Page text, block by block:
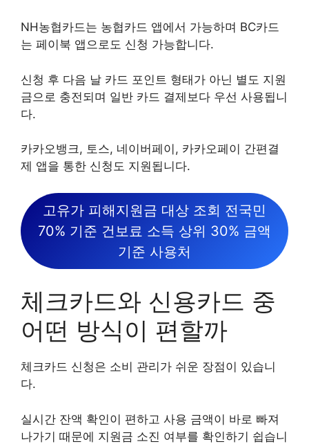
NH농협카드는 농협카드 앱에서 가능하며 BC카드
는 페이북 앱으로도 신청 가능합니다.
신청 후 다음 날 카드 포인트 형태가 아닌 별도 지원
금으로 충전되며 일반 카드 결제보다 우선 사용됩니
다.
카카오뱅크, 토스, 네이버페이, 카카오페이 간편결
제 앱을 통한 신청도 지원됩니다.
고유가 피해지원금 대상 조회 전국민
70% 기준 건보료 소득 상위 30% 금액
기준 사용처
체크카드와 신용카드 중
어떤 방식이 편할까
체크카드 신청은 소비 관리가 쉬운 장점이 있습니
다.
실시간 잔액 확인이 편하고 사용 금액이 바로 빠져
나가기 때문에 지원금 소진 여부를 확인하기 쉽습니